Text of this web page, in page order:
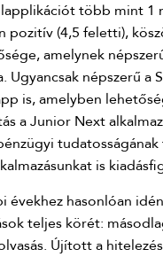
több mint
(4,5 feletti),
amelynek
Ugyancsak népszerű
is, amelyben
a Junior Next
is
évekhez hasonlóan
teljes körét:
Újított a